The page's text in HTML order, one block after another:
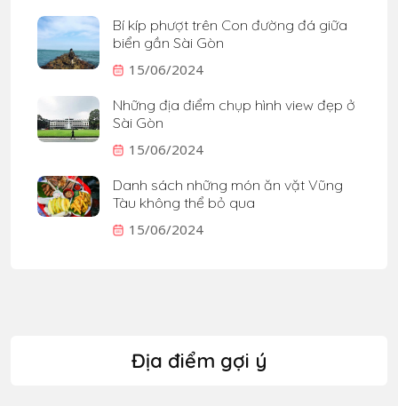
Bí kíp phượt trên Con đường đá giữa
biển gần Sài Gòn
15/06/2024
Những địa điểm chụp hình view đẹp ở
Sài Gòn
15/06/2024
Danh sách những món ăn vặt Vũng
Tàu không thể bỏ qua
15/06/2024
Địa điểm gợi ý